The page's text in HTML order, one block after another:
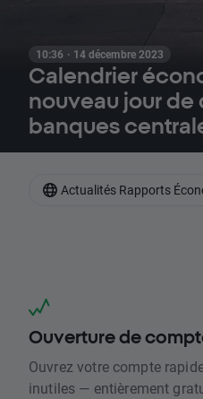
10:36 · 14 décembre 2023
Calendrier
nouveau jour
banques
Ouverture de
Ouvrez votre compte
inutiles — entièrement
Actualités Rapports